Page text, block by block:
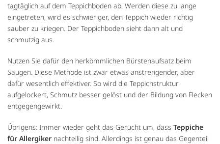
tagtäglich auf dem Teppichboden ab. Werden diese zu lange
eingetreten, wird es schwieriger, den Teppich wieder richtig
sauber zu kriegen. Der Teppichboden sieht dann alt und
schmutzig aus.
Nutzen Sie dafür den herkömmlichen Bürstenaufsatz beim
Saugen. Diese Methode ist zwar etwas anstrengender, aber
dafür wesentlich effektiver. So wird die Teppichstruktur
aufgelockert, Schmutz besser gelöst und der Bildung von Flecken
entgegengewirkt.
Übrigens: Immer wieder geht das Gerücht um, dass Teppiche
für Allergiker nachteilig sind. Allerdings ist genau das Gegenteil